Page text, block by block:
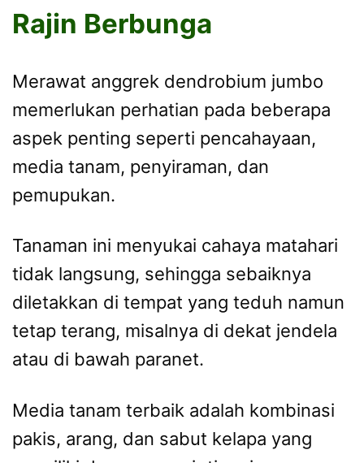
Rajin Berbunga
Merawat anggrek dendrobium jumbo
memerlukan perhatian pada beberapa
aspek penting seperti pencahayaan,
media tanam, penyiraman, dan
pemupukan.
Tanaman ini menyukai cahaya matahari
tidak langsung, sehingga sebaiknya
diletakkan di tempat yang teduh namun
tetap terang, misalnya di dekat jendela
atau di bawah paranet.
Media tanam terbaik adalah kombinasi
pakis, arang, dan sabut kelapa yang